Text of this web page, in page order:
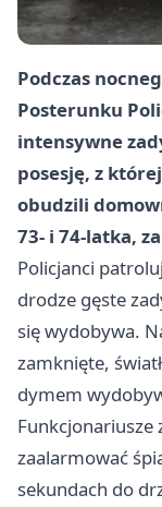
Podczas
Posterunku
intensywne
posesję, z
obudzili
73‑ i 74‑latka,
Policjanci
drodze gęste
się wydobywa.
zamknięte,
dymem
Funkcjonariusze
zaalarmować
sekundach do